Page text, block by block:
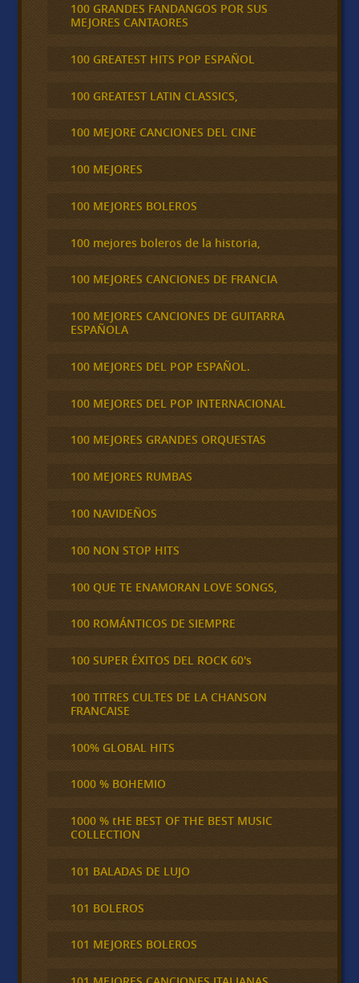
100 GRANDES FANDANGOS POR SUS
MEJORES CANTAORES
100 GREATEST HITS POP ESPAÑOL
100 GREATEST LATIN CLASSICS,
100 MEJORE CANCIONES DEL CINE
100 MEJORES
100 MEJORES BOLEROS
100 mejores boleros de la historia,
100 MEJORES CANCIONES DE FRANCIA
100 MEJORES CANCIONES DE GUITARRA
ESPAÑOLA
100 MEJORES DEL POP ESPAÑOL.
100 MEJORES DEL POP INTERNACIONAL
100 MEJORES GRANDES ORQUESTAS
100 MEJORES RUMBAS
100 NAVIDEÑOS
100 NON STOP HITS
100 QUE TE ENAMORAN LOVE SONGS,
100 ROMÁNTICOS DE SIEMPRE
100 SUPER ÉXITOS DEL ROCK 60's
100 TITRES CULTES DE LA CHANSON
FRANCAISE
100% GLOBAL HITS
1000 % BOHEMIO
1000 % tHE BEST OF THE BEST MUSIC
COLLECTION
101 BALADAS DE LUJO
101 BOLEROS
101 MEJORES BOLEROS